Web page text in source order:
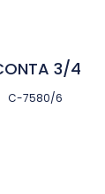
3/4
C-7580/6